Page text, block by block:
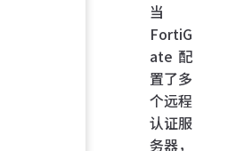
当
FortiG
ate 配
置了多
个远程
认证服
务器，